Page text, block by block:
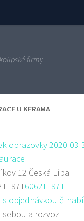
firmy
U KERAMA
12 Česká Lípa
606211971
s objednávkou či
sebou a rozvoz